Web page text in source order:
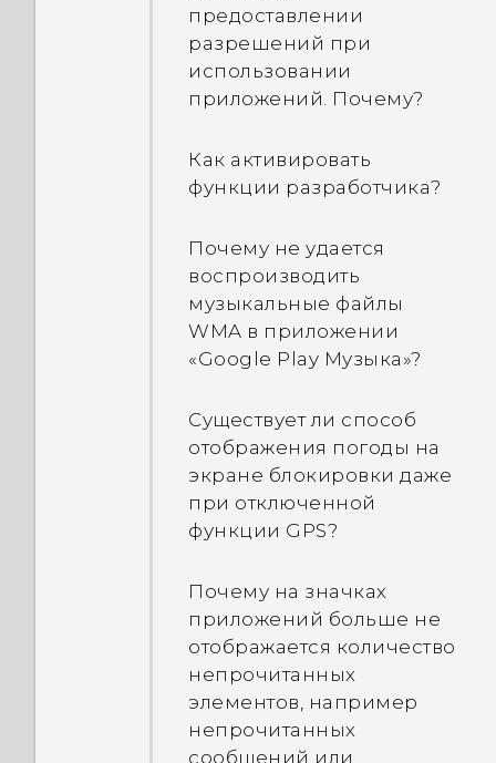
предоставлении
разрешений при
использовании
приложений. Почему?
Как активировать
функции разработчика?
Почему не удается
воспроизводить
музыкальные файлы
WMA в приложении
«Google Play Музыка»?
Существует ли способ
отображения погоды на
экране блокировки даже
при отключенной
функции GPS?
Почему на значках
приложений больше не
отображается количество
непрочитанных
элементов, например
непрочитанных
сообщений или